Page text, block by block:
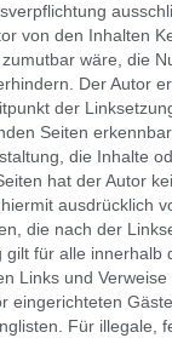
von den Inhalten
wäre, die
Der Autor
der
Seiten
die Inhalte
hat der Autor
ausdrücklich
die nach der
für alle innerhalb
Links und Verweise
eingerichteten
Für illegale,